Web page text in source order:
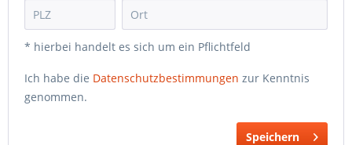
* hierbei handelt es sich um ein Pflichtfeld
Ich habe die Datenschutzbestimmungen zur Kenntnis
genommen.
Speichern